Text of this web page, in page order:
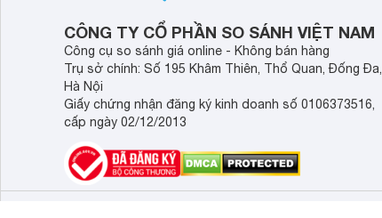
CÔNG TY CỔ PHẦN SO SÁNH VIỆT NAM
Công cụ so sánh giá online - Không bán hàng
Trụ sở chính: Số 195 Khâm Thiên, Thổ Quan, Đống Đa,
Hà Nội
Giấy chứng nhận đăng ký kinh doanh số 0106373516,
cấp ngày 02/12/2013